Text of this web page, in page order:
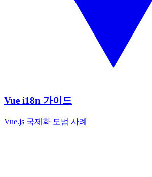
Vue i18n 가이드
Vue.js 국제화 모범 사례